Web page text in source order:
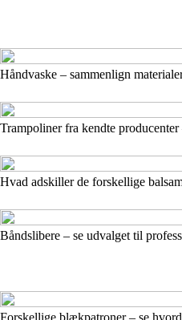
Håndvaske – sammenlign
Trampoliner fra kendte producenter
Hvad adskiller de forskellige
Båndslibere – se udvalget til
Forskellige blækpatroner – se